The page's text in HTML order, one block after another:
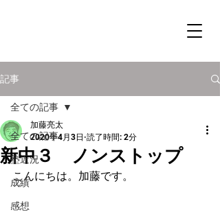
記事
全ての記事
塾近況
成績
感想
全ての記事
新中３ ノンストップ
加藤亮太
2020年4月3日 読了時間: 2分
こんにちは。加藤です。